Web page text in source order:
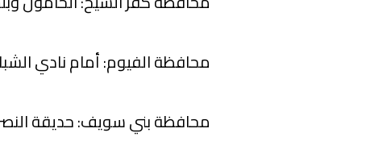
محافظة الفيوم: أمام نادي
محافظة بني سويف: حديقة